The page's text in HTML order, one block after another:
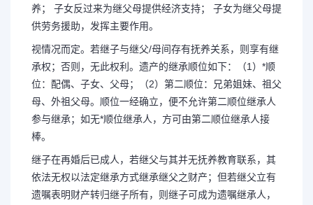
养； 子女反过来为继父母提供经济支持； 子女为继父母提
供劳务援助，发挥主要作用。
视情况而定。若继子与继父/母间存有抚养关系，则享有继
承权；否则，无此权利。遗产的继承顺位如下：（1）*顺
位：配偶、子女、父母；（2）第二顺位：兄弟姐妹、祖父
母、外祖父母。顺位一经确立，便不允许第二顺位继承人
参与继承；如无*顺位继承人，方可由第二顺位继承人接
棒。
继子在再婚后已成人，若继父与其并无抚养教育联系，其
依法无权以法定继承方式继承继父之财产；但若继父立有
遗嘱表明财产转归继子所有，则继子可成为遗嘱继承人，